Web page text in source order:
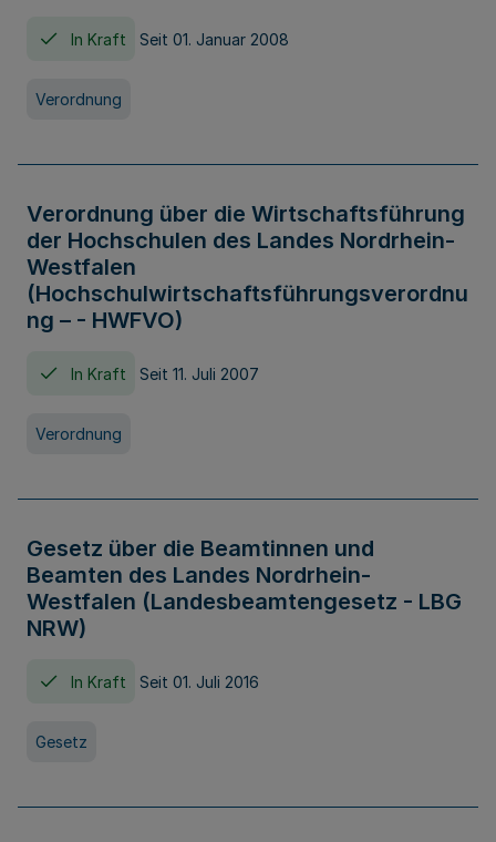
In Kraft Seit 01. Januar 2008
Verordnung
Verordnung über die Wirtschaftsführung
der Hochschulen des Landes Nordrhein-
Westfalen
(Hochschulwirtschaftsführungsverordnu
ng – - HWFVO)
In Kraft Seit 11. Juli 2007
Verordnung
Gesetz über die Beamtinnen und
Beamten des Landes Nordrhein-
Westfalen (Landesbeamtengesetz - LBG
NRW)
In Kraft Seit 01. Juli 2016
Gesetz